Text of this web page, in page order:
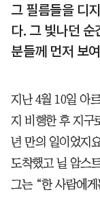
그 필름들을 디
다. 그 빛나던
분들께 먼저 보
지난 4월 10일 아
지 비행한 후 지구
년 만의 일이었지
도착했고 닐 암스
그는 “한 사람에